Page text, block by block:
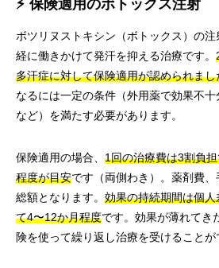
⚡ 保険適用のボトックス注射
ボツリヌストキシン（ボトックス）の
経に働きかけて発汗を抑える治療です。
多汗症に対して保険適用が認められまし
なるには一定の条件（外用薬で効果不
など）を満たす必要があります。
保険適用の場合、 1回の治療費は3割負
程度が目安です（両側わき）。薬剤費
総額となります。 効果の持続期間は個
て4〜12か月程度です。効果が薄れてき
険を使って繰り返し治療を受けることが